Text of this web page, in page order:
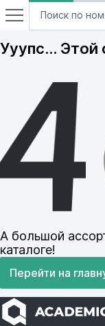
Ууупс… Этой
А большой
каталоге!
Перейти на